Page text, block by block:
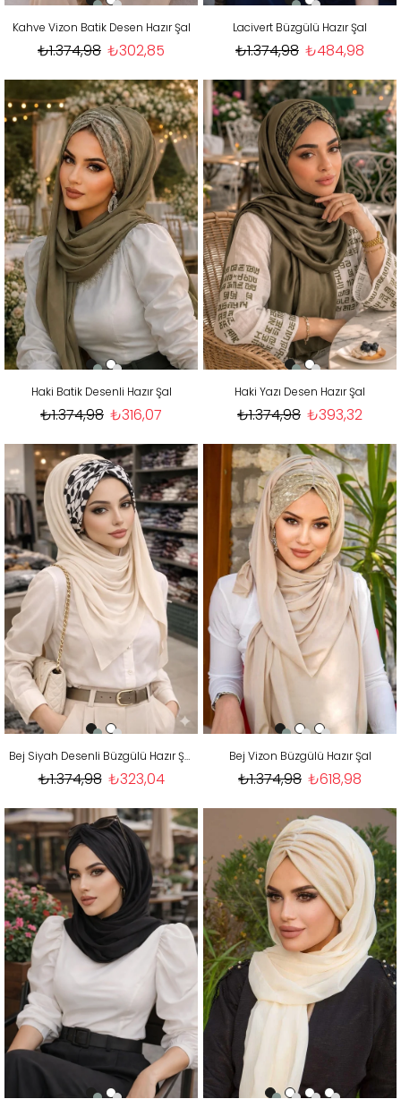
Kahve Vizon Batik Desen Hazır Şal
₺302,85
₺1.374,98
Lacivert Büzgülü Hazır Şal
₺484,98
₺1.374,98
Haki Batik Desenli Hazır Şal
₺316,07
₺1.374,98
Haki Yazı Desen Hazır Şal
₺393,32
₺1.374,98
Bej Siyah Desenli Büzgülü Hazır Şal
₺323,04
₺1.374,98
Bej Vizon Büzgülü Hazır Şal
₺618,98
₺1.374,98